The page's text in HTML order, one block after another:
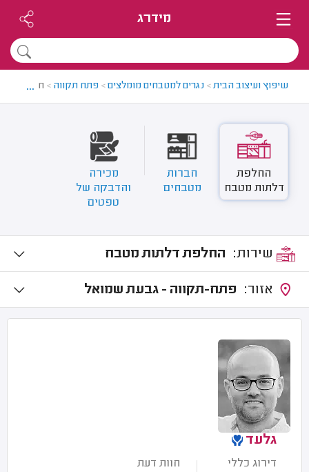
מידרג
שיפוץ ועיצוב הבית> נגרים למטבחים מומלצים> פתח תקווה > חידוש
...
החלפת
דלתות מטבח
חברות
מטבחים
מכירה
והדבקה של
טפטים
החלפת דלתות מטבח
פתח-תקווה - גבעת שמואל
גלעד
דירוג כללי חוות דעת